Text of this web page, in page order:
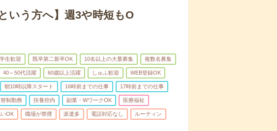
いう方へ】週3や時短もO
生歓迎 既卒第二新卒OK 10名以上の大量募集 複数名募集
40～50代活躍 60歳以上活躍 しゅふ歓迎 WEB登録OK
朝10時以降スタート 16時前までの仕事 17時前までの仕事
制勤務 扶養控内 副業・WワークOK 医療福祉
OK 職場が禁煙 派遣多 電話対応なし ルーティン